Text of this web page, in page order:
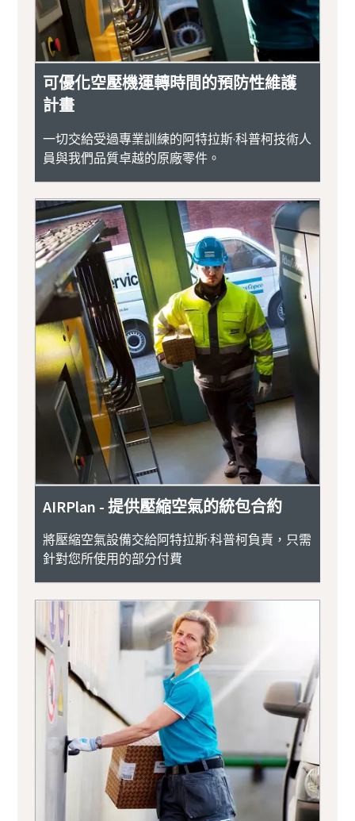
可優化空壓機運轉時間的預防性維護
計畫
一切交給受過專業訓練的阿特拉斯·科普柯技術人
員與我們品質卓越的原廠零件。
AIRPlan - 提供壓縮空氣的統包合約
將壓縮空氣設備交給阿特拉斯·科普柯負責，只需
針對您所使用的部分付費